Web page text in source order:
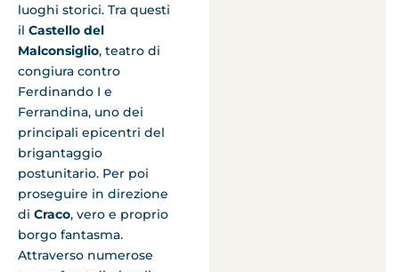
luoghi storici. Tra questi
il Castello del
Malconsiglio, teatro di
congiura contro
Ferdinando I e
Ferrandina, uno dei
principali epicentri del
brigantaggio
postunitario. Per poi
proseguire in direzione
di Craco, vero e proprio
borgo fantasma.
Attraverso numerose